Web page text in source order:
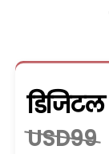
डिजिटल
USD99